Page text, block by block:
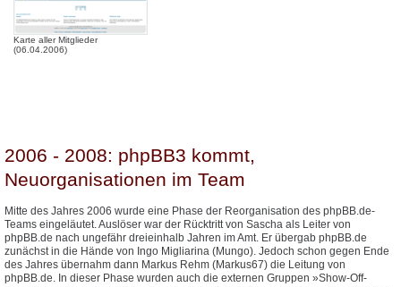
Karte aller Mitglieder
(06.04.2006)
2006 - 2008: phpBB3 kommt,
Neuorganisationen im Team
Mitte des Jahres 2006 wurde eine Phase der Reorganisation des phpBB.de-
Teams eingeläutet. Auslöser war der Rücktritt von Sascha als Leiter von
phpBB.de nach ungefähr dreieinhalb Jahren im Amt. Er übergab phpBB.de
zunächst in die Hände von Ingo Migliarina (Mungo). Jedoch schon gegen Ende
des Jahres übernahm dann Markus Rehm (Markus67) die Leitung von
phpBB.de. In dieser Phase wurden auch die externen Gruppen »Show-Off-